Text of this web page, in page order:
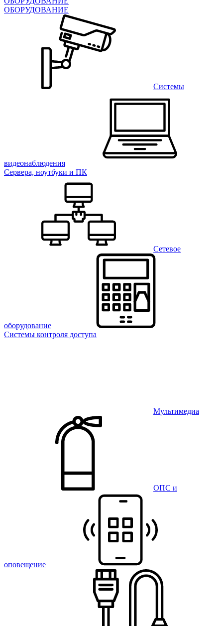
ОБОРУДОВАНИЕ
Системы
видеонаблюдения
Сервера, ноутбуки и ПК
Сетевое
оборудование
Системы контроля доступа
Мультимедиа
ОПС и
оповещение